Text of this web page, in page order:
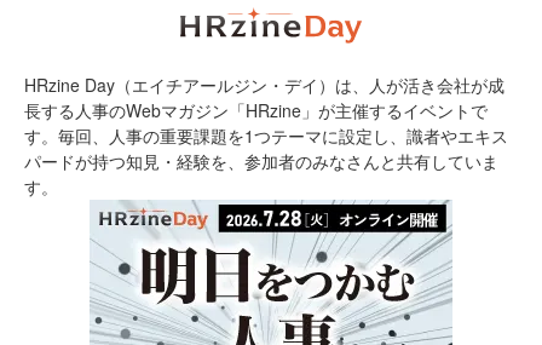
HRzine Day（エイチアールジン・デイ）は、人が活き会社が成
長する人事のWebマガジン「HRzine」が主催するイベントで
す。毎回、人事の重要課題を1つテーマに設定し、識者やエキス
パードが持つ知見・経験を、参加者のみなさんと共有していま
す。